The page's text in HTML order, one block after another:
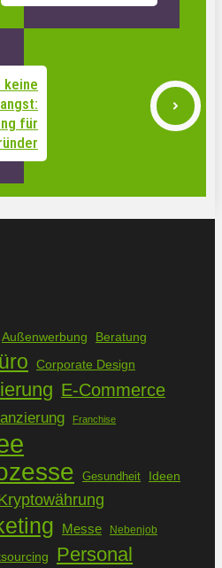
keine
für
Außenwerbung Beratung
Corporate Design
E-Commerce
Franchise
Gesundheit Ideen
Messe Nebenjob
Personal